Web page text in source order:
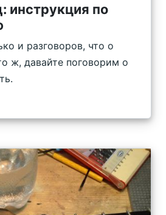
инструкция по
и разговоров, что о
ж, давайте поговорим о